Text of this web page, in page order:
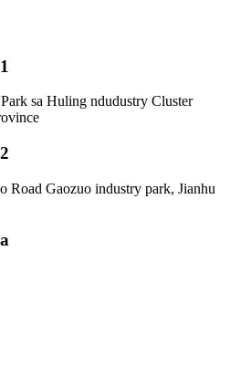
sa Huling ndudustry Cluster
Road Gaozuo industry park, Jianhu